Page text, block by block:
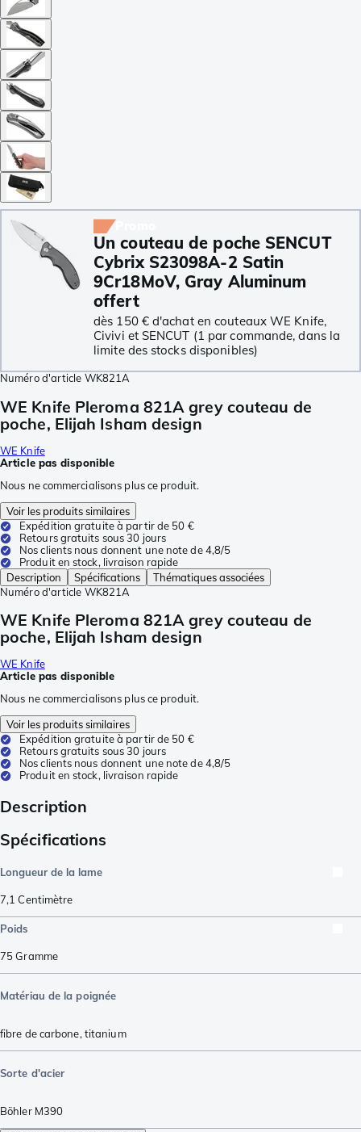
Un couteau de poche SENCUT
Cybrix S23098A-2 Satin
9Cr18MoV, Gray Aluminum
offert
dès 150 € d'achat en couteaux WE Knife,
Civivi et SENCUT (1 par commande, dans la
limite des stocks disponibles)
Numéro d'article WK821A
WE Knife Pleroma 821A grey couteau de
poche, Elijah Isham design
WE Knife
Article pas disponible
Nous ne commercialisons plus ce produit.
Voir les produits similaires
Expédition gratuite à partir de 50 €
Retours gratuits sous 30 jours
Nos clients nous donnent une note de 4,8/5
Produit en stock, livraison rapide
Description
Spécifications
Thématiques associées
Numéro d'article WK821A
WE Knife Pleroma 821A grey couteau de
poche, Elijah Isham design
WE Knife
Article pas disponible
Nous ne commercialisons plus ce produit.
Voir les produits similaires
Expédition gratuite à partir de 50 €
Retours gratuits sous 30 jours
Nos clients nous donnent une note de 4,8/5
Produit en stock, livraison rapide
Description
Spécifications
Longueur de la lame
7,1 Centimètre
Poids
75Gramme
Matériau de la poignée
fibre de carbone,titanium
Sorte d'acier
Böhler M390